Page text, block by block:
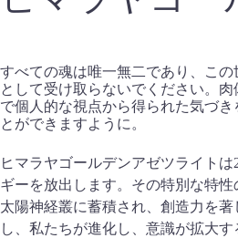
すべての魂は唯一無二であり、こ
として受け取らないでください。
で個人的な視点から得られた気づ
とができますように。
ヒマラヤゴールデンアゼツライト
ギーを放出します。その特別な特
太陽神経叢に蓄積され、創造力を
し、私たちが進化し、意識が拡大